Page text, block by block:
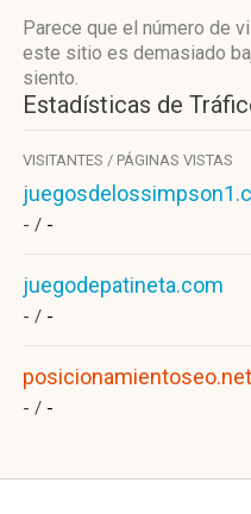
Parece que el número de
este sitio es demasiado
siento.
Estadísticas de
VISITANTES / PÁGINAS VISTAS
- / -
juegodepatineta.com
- / -
- / -